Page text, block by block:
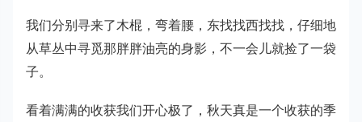
我们分别寻来了木棍，弯着腰，东找找西找找，仔细地
从草丛中寻觅那胖胖油亮的身影，不一会儿就捡了一袋
子。
看着满满的收获我们开心极了，秋天真是一个收获的季